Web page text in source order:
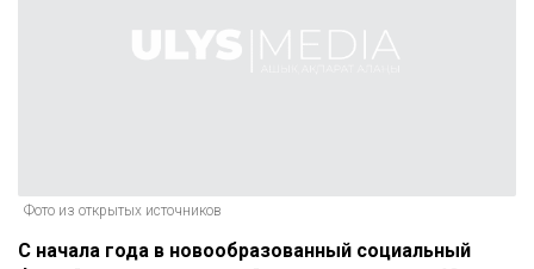
Фото из открытых источников
С начала года в новообразованный социальный